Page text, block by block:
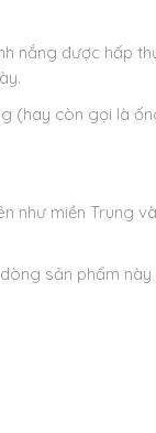
nắng được hấp
(hay còn gọi là
như miền Trung
sản phẩm